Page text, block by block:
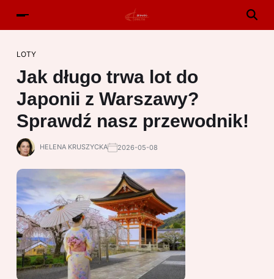
LOTY
Jak długo trwa lot do
Japonii z Warszawy?
Sprawdź nasz przewodnik!
HELENA KRUSZYCKA 2026-05-08